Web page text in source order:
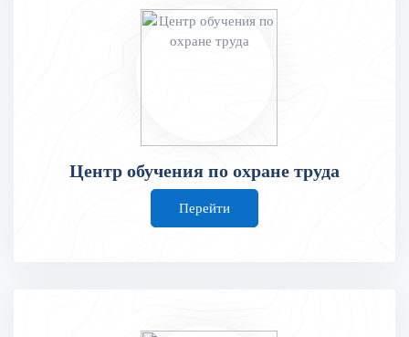
Центр обучения по охране труда
Перейти